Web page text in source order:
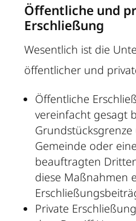
Öffentliche und
Erschließung
Wesentlich ist die
öffentlicher und
Öffentliche
vereinfacht gesagt
Gemeinde oder
beauftragten
diese Maßnahmen
Private